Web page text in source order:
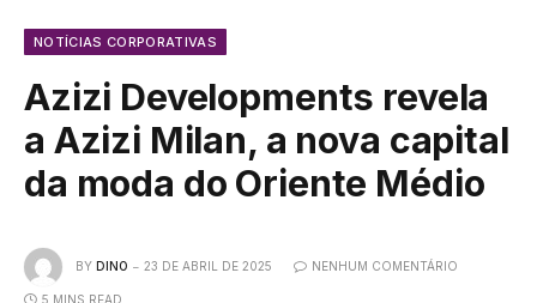
NOTÍCIAS CORPORATIVAS
Azizi Developments revela
a Azizi Milan, a nova capital
da moda do Oriente Médio
BY DINO 23 DE ABRIL DE 2025 NENHUM COMENTÁRIO
5 MINS READ